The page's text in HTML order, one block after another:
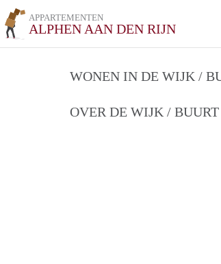
APPARTEMENTEN
ALPHEN AAN DEN RIJN
WONEN IN DE WIJK /
OVER DE WIJK / BUURT